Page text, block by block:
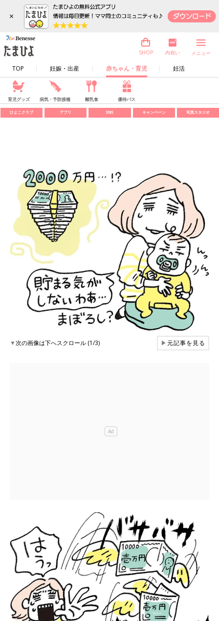
×
TOP 妊娠・出産 赤ちゃん・育児 妊活
SHOP 内祝い メニュー
育児グッズ 病気・予防接種 離乳食 優待パス
ひよこクラブ アプリ SNS キャンペーン 写真スタジオ
▼次の画像は下へスクロール (1/3) ▶元記事を見る